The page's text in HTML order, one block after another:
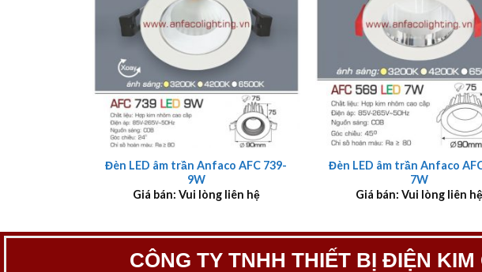
+
Đèn LED âm trần Anfaco AFC 739-
9W
Giá bán: Vui lòng liên hệ
+
Đèn LED âm trần Anfaco
7W
Giá bán: Vui lòng liên hệ
CÔNG TY TNHH THIẾT BỊ ĐIỆN KIM